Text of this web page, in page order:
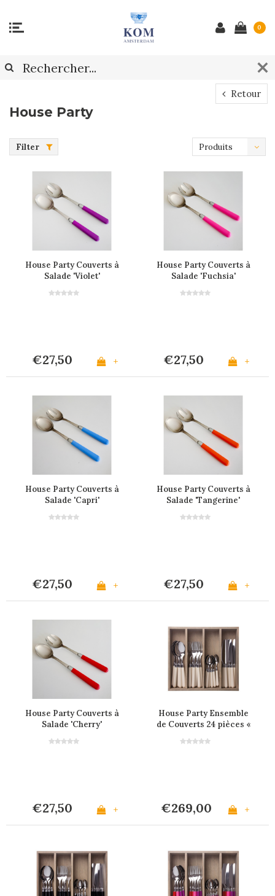
0
Retour
House Party
Filter
Produits
House Party Couverts à
Salade 'Violet'
€27,50 +
House Party Couverts à
Salade 'Fuchsia'
€27,50 +
House Party Couverts à
Salade 'Capri'
€27,50 +
House Party Couverts à
Salade 'Tangerine'
€27,50 +
House Party Couverts à
Salade 'Cherry'
€27,50 +
House Party Ensemble
de Couverts 24 pièces «
€269,00 +